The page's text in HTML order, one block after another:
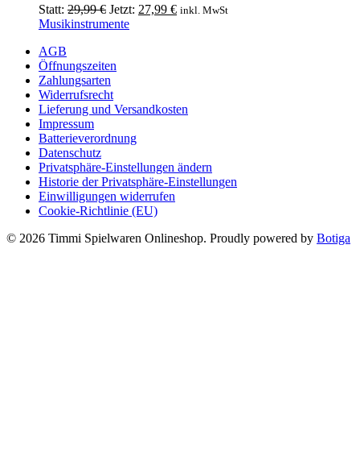
Statt: 29,99€ Ursprünglicher
Preis
Jetzt: 27,99 €Aktueller
inkl. MwSt
Musikinstrumente
AGB
Öffnungszeiten
Zahlungsarten
Widerrufsrecht
Lieferung und Versandkosten
Impressum
Batterieverordnung
Datenschutz
Privatsphäre-Einstellungen ändern
Historie der Privatsphäre-Einstellungen
Einwilligungen widerrufen
Cookie-Richtlinie (EU)
© 2026 Timmi Spielwaren Onlineshop. Proudly powered by Botiga